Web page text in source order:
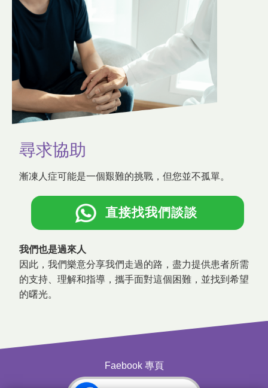
尋求協助
漸凍人症可能是一個艱難的挑戰，但您並不孤單。
直接找我們談談
我們也是過來人
因此，我們樂意分享我們走過的路，盡力提供患者所需
的支持、理解和指導，攜手面對這個困難，並找到希望
的曙光。
Faebook 專頁